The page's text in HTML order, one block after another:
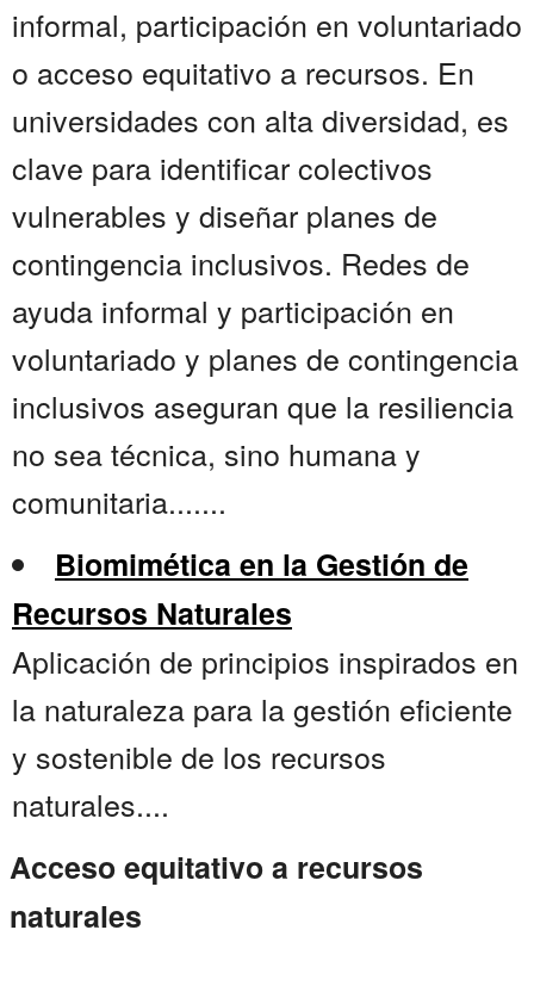
informal, participación en voluntariado
o acceso equitativo a recursos. En
universidades con alta diversidad, es
clave para identificar colectivos
vulnerables y diseñar planes de
contingencia inclusivos. Redes de
ayuda informal y participación en
voluntariado y planes de contingencia
inclusivos aseguran que la resiliencia
no sea técnica, sino humana y
comunitaria.......
Biomimética en la Gestión de
Recursos Naturales
Aplicación de principios inspirados en
la naturaleza para la gestión eficiente
y sostenible de los recursos
naturales....
Acceso equitativo a recursos
naturales